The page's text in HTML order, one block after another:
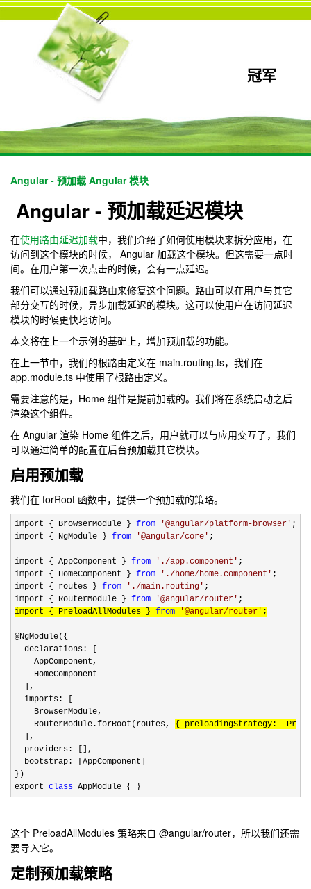
冠军
Angular - 预加载 Angular 模块
Angular - 预加载延迟模块
在使用路由延迟加载中，我们介绍了如何使用模块来拆分应用，在
访问到这个模块的时候， Angular 加载这个模块。但这需要一点时
间。在用户第一次点击的时候，会有一点延迟。
我们可以通过预加载路由来修复这个问题。路由可以在用户与其它
部分交互的时候，异步加载延迟的模块。这可以使用户在访问延迟
模块的时候更快地访问。
本文将在上一个示例的基础上，增加预加载的功能。
在上一节中，我们的根路由定义在 main.routing.ts，我们在
app.module.ts 中使用了根路由定义。
需要注意的是，Home 组件是提前加载的。我们将在系统启动之后
渲染这个组件。
在 Angular 渲染 Home 组件之后，用户就可以与应用交互了，我们
可以通过简单的配置在后台预加载其它模块。
启用预加载
我们在 forRoot 函数中，提供一个预加载的策略。
import { BrowserModule } from '@angular/platform-browser ' ;
import { NgModule } from '@angular/core ' ;
import { AppComponent } from ' ./app.component ' ;
import { HomeComponent } from ' ./home/home.component ' ;
import { routes } from ' ./main.routing ' ;
import { RouterModule } from '@angular/router '
import { PreloadAllModules } from '@angular/router ' ;
@NgModule({
  declarations: [
    AppComponent,
    HomeComponent
  ],
  imports: [
    BrowserModule,
    RouterModule.forRoot(routes,
{ preloadingStrategy:
  ],
  providers: [],
  bootstrap: [AppComponent]
})
export class AppModule { }
这个 PreloadAllModules 策略来自 @angular/router，所以我们还需
要导入它。
定制预加载策略